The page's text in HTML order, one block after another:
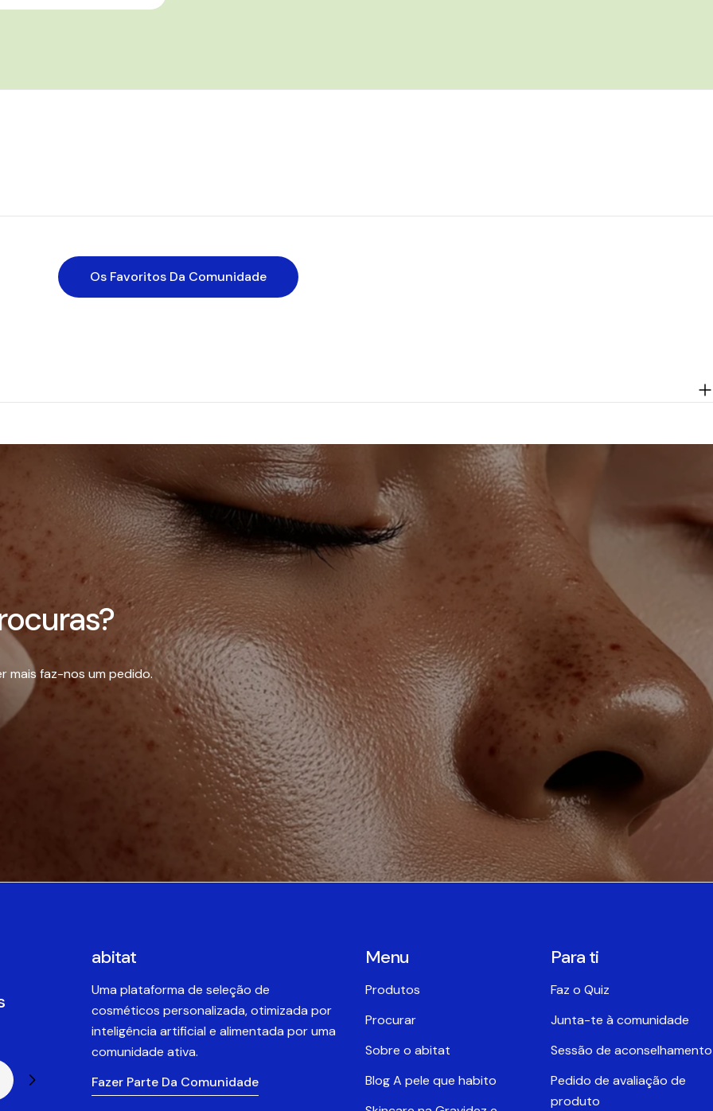
Os Favoritos Da Comunidade
mais faz-nos um pedido.
abitat
Uma plataforma de seleção de
cosméticos personalizada, otimizada por
inteligência artificial e alimentada por uma
comunidade ativa.
Fazer Parte Da Comunidade
Menu
Produtos
Procurar
Sobre o abitat
Blog A pele que habito
Para ti
Faz o Quiz
Junta-te à comunidade
Sessão de aconselhamento
Pedido de avaliação de
produto